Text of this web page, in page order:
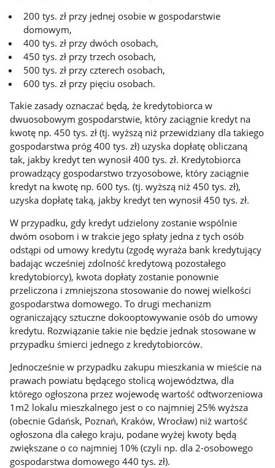
200 tys. zł przy jednej osobie w gospodarstwie
domowym,
400 tys. zł przy dwóch osobach,
450 tys. zł przy trzech osobach,
500 tys. zł przy czterech osobach,
600 tys. zł przy pięciu osobach.
Takie zasady oznaczać będą, że kredytobiorca w
dwuosobowym gospodarstwie, który zaciągnie kredyt na
kwotę np. 450 tys. zł (tj. wyższą niż przewidziany dla takiego
gospodarstwa próg 400 tys. zł) uzyska dopłatę obliczaną
tak, jakby kredyt ten wynosił 400 tys. zł. Kredytobiorca
prowadzący gospodarstwo trzyosobowe, który zaciągnie
kredyt na kwotę np. 600 tys. (tj. wyższą niż 450 tys. zł),
uzyska dopłatę taką, jakby kredyt ten wynosił 450 tys. zł.
W przypadku, gdy kredyt udzielony zostanie wspólnie
dwóm osobom i w trakcie jego spłaty jedna z tych osób
odstąpi od umowy kredytu (zgodę wyraża bank kredytujący
badając wcześniej zdolność kredytową pozostałego
kredytobiorcy), kwota dopłaty zostanie ponownie
przeliczona i zmniejszona stosowanie do nowej wielkości
gospodarstwa domowego. To drugi mechanizm
ograniczający sztuczne dokooptowywanie osób do umowy
kredytu. Rozwiązanie takie nie będzie jednak stosowane w
przypadku śmierci jednego z kredytobiorców.
Jednocześnie w przypadku zakupu mieszkania w mieście na
prawach powiatu będącego stolicą województwa, dla
którego ogłoszona przez wojewodę wartość odtworzeniowa
1m2 lokalu mieszkalnego jest o co najmniej 25% wyższa
(obecnie Gdańsk, Poznań, Kraków, Wrocław) niż wartość
ogłoszona dla całego kraju, podane wyżej kwoty będą
zwiększane o co najmniej 10% (czyli np. dla 2-osobowego
gospodarstwa domowego 440 tys. zł).